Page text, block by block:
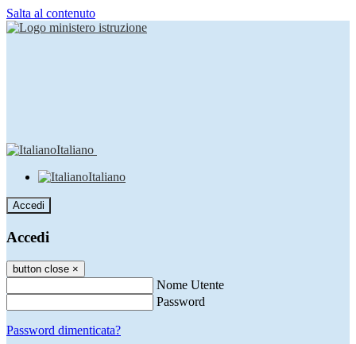
Salta al contenuto
Italiano
Italiano
Accedi
Accedi
button close ×
Nome Utente
Password
Password dimenticata?